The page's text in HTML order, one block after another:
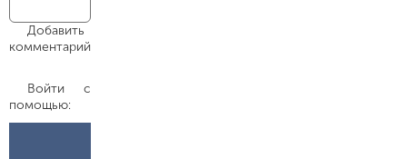
Добавить
комментарий
Войти с
помощью: